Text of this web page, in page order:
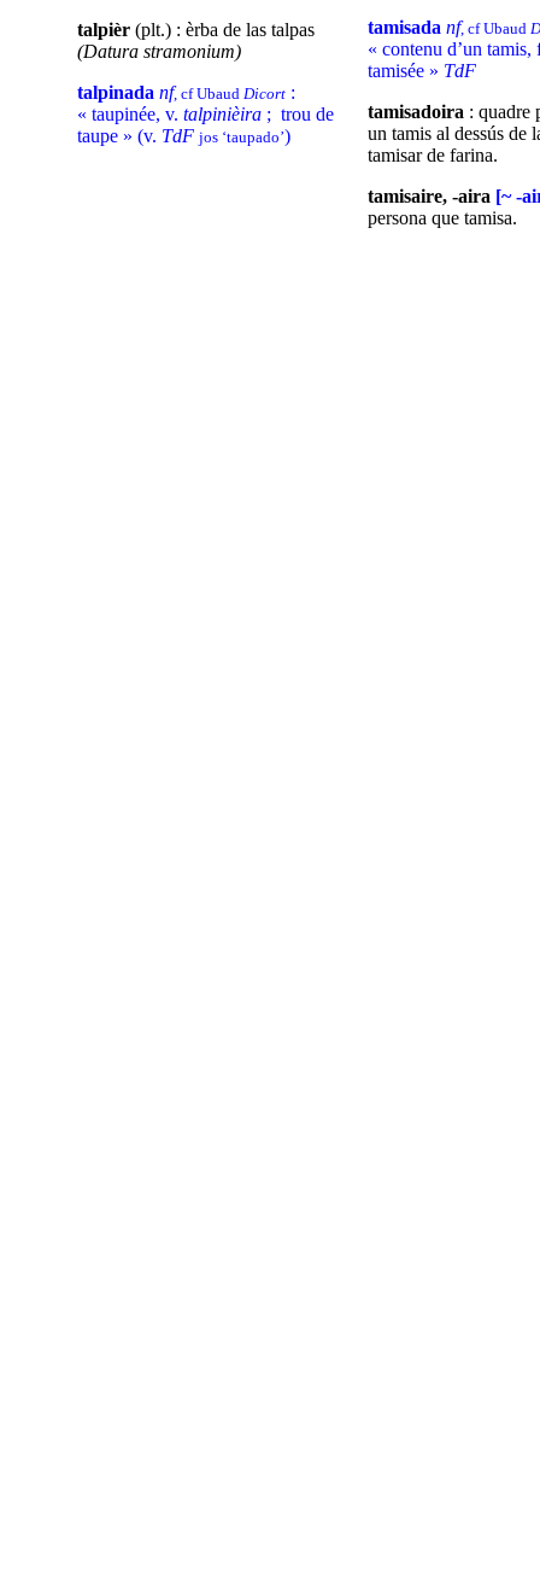
talpièr (plt.) : èrba de las talpas
(Datura stramonium)
talpinada nf, cf Ubaud Dicort :
« taupinée, v. talpinièira ; trou de
taupe » (v. TdF jos ‘taupado’)
tamisada nf, cf Ubaud
« contenu d’un tamis,
tamisée » TdF
tamisadoira : quadre
un tamis al dessús de
tamisar de farina.
tamisaire, -aira [~ -
persona que tamisa.